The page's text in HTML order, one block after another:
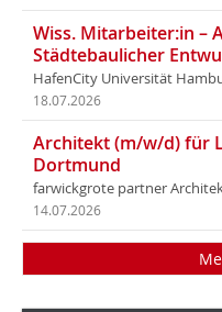
Wiss. Mitarbeiter:in –
Städtebaulicher
HafenCity Universität
18.07.2026
Architekt (m/w/d) für
Dortmund
farwickgrote partner
14.07.2026